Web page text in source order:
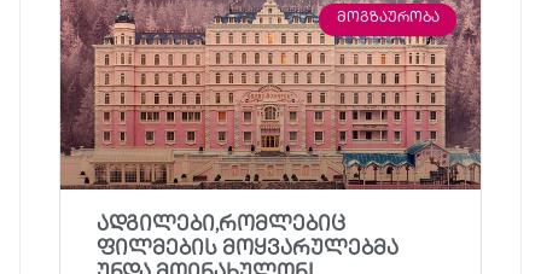
ᲛᲝᲒᲖᲐᲣᲠᲝᲑᲐ
ადგილები,რომლებიც
ფილმების მოყვარულებმა